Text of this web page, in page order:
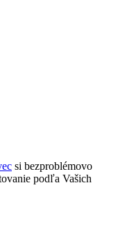
si bezproblémovo
podľa Vašich